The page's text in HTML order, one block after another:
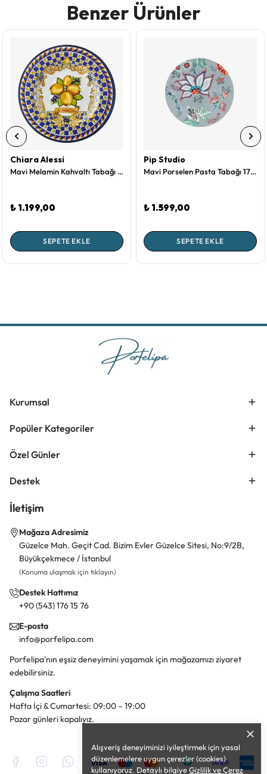
Alışveriş deneyiminizi iyileştirmek için yasal
düzenlemelere uygun çerezler (cookies)
kullanıyoruz. Detaylı bilgiyeGizlilik ve Çerez
Benzer Ürünler
Chiara Alessi
Mavi Melamin Kahvaltı Tabağı 21,5 Cm Capri Collection by Chiara Alessi
₺ 1.199,00
SEPETE EKLE
Pip Studio
Mavi Porselen Pasta Tabağı 17 Cm Flower Festival Collection by Pip Studio
₺ 1.599,00
SEPETE EKLE
Kurumsal
Popüler Kategoriler
Özel Günler
Destek
İletişim
Mağaza Adresimiz
Güzelce Mah. Geçit Cad. Bizim Evler Güzelce Sitesi, No:9/2B,
Büyükçekmece / İstanbul
(Konuma ulaşmak için tıklayın)
Destek Hattımız
+90 (543) 176 15 76
E-posta
info@porfelipa.com
Porfelipa'nın eşsiz deneyimini yaşamak için mağazamızı ziyaret
edebilirsiniz.
Çalışma Saatleri
Hafta İçi & Cumartesi: 09:00 – 19:00
Pazar günleri kapalıyız.